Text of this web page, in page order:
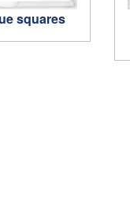
squares